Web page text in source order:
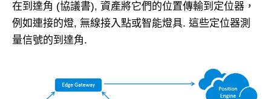
在到達角 (協議書), 資產將它們的位置傳輸到定位器，
例如連接的燈, 無線接入點或智能燈具. 這些定位器測
量信號的到達角.